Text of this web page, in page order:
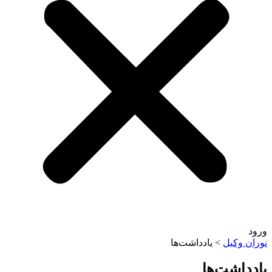
وکیل>یادداشت‌ها